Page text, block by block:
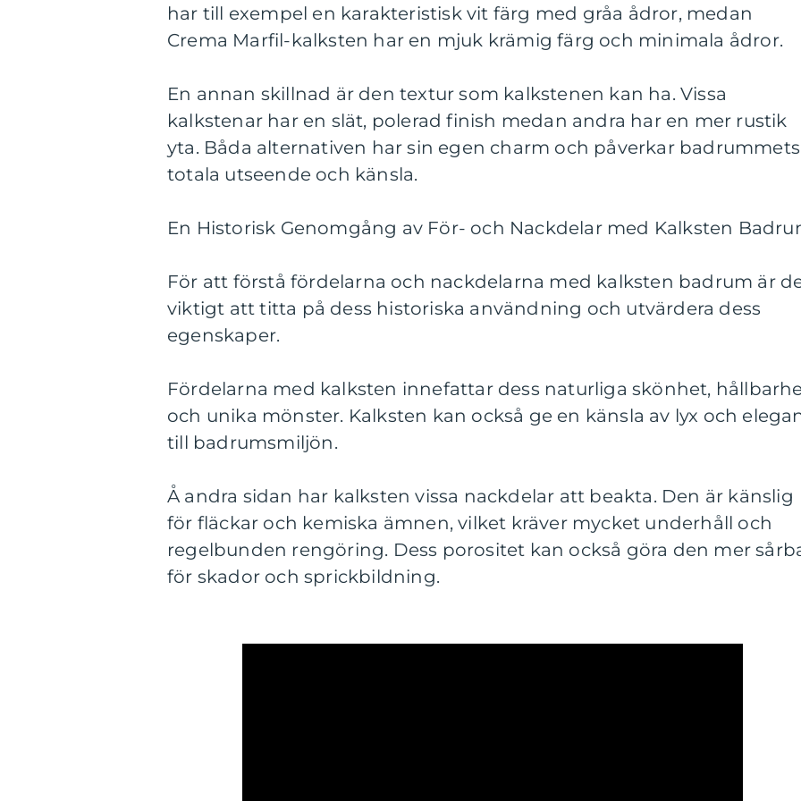
har till exempel en karakteristisk vit färg med gråa ådror, medan
Crema Marfil-kalksten har en mjuk krämig färg och minimala ådror.
En annan skillnad är den textur som kalkstenen kan ha. Vissa
kalkstenar har en slät, polerad finish medan andra har en mer rustik
yta. Båda alternativen har sin egen charm och påverkar badrummets
totala utseende och känsla.
En Historisk Genomgång av För- och Nackdelar med Kalksten
För att förstå fördelarna och nackdelarna med kalksten badrum är
viktigt att titta på dess historiska användning och utvärdera dess
egenskaper.
Fördelarna med kalksten innefattar dess naturliga skönhet,
och unika mönster. Kalksten kan också ge en känsla av lyx och
till badrumsmiljön.
Å andra sidan har kalksten vissa nackdelar att beakta. Den är känslig
för fläckar och kemiska ämnen, vilket kräver mycket underhåll och
regelbunden rengöring. Dess porositet kan också göra den mer
för skador och sprickbildning.